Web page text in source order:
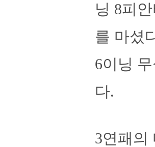
닝 8피
를 마셨
6이닝
다.
3연패의